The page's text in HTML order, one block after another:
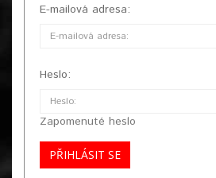
E-mailová adresa:
Heslo:
Zapomenuté heslo